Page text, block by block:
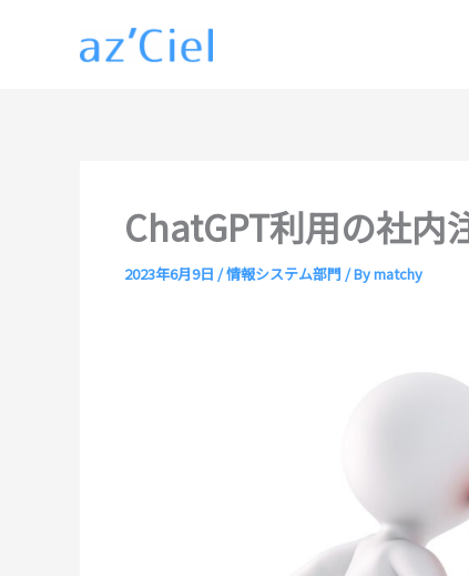
ChatGPT利用の社内
2023年6月9日 /情報システム部門 / Bymatchy